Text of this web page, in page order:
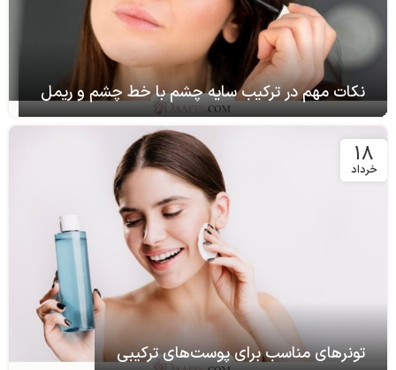
نکات مهم در ترکیب سایه چشم با خط چشم و ریمل
18
خرداد
تونرهای مناسب برای پوست‌های ترکیبی